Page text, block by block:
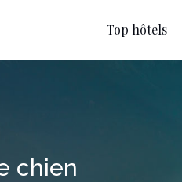
Top hôtels
chien